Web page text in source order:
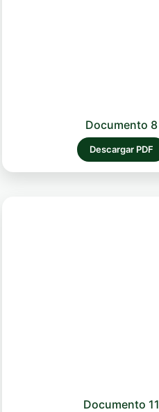
Documento 8
Descargar PDF
Documento 11